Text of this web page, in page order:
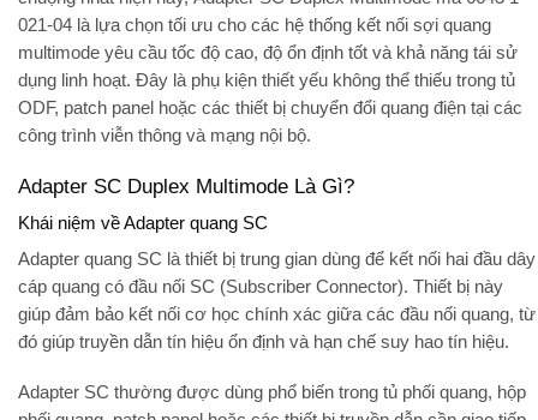
021-04 là lựa chọn tối ưu cho các hệ thống kết nối sợi quang
multimode yêu cầu tốc độ cao, độ ổn định tốt và khả năng tái sử
dụng linh hoạt. Đây là phụ kiện thiết yếu không thể thiếu trong tủ
ODF, patch panel hoặc các thiết bị chuyển đổi quang điện tại các
công trình viễn thông và mạng nội bộ.
Adapter SC Duplex Multimode Là Gì?
Khái niệm về Adapter quang SC
Adapter quang SC là thiết bị trung gian dùng để kết nối hai đầu dây
cáp quang có đầu nối SC (Subscriber Connector). Thiết bị này
giúp đảm bảo kết nối cơ học chính xác giữa các đầu nối quang, từ
đó giúp truyền dẫn tín hiệu ổn định và hạn chế suy hao tín hiệu.
Adapter SC thường được dùng phổ biến trong tủ phối quang, hộp